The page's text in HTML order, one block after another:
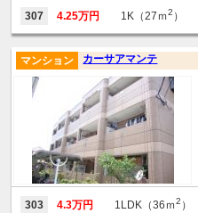
307 4.25万円 1K（27ｍ2 ）
カーサアマンテ
マンション
303 4.3万円 1LDK（36ｍ2 ）